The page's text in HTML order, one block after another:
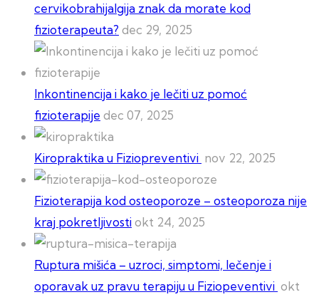
cervikobrahijalgija znak da morate kod
fizioterapeuta? dec 29, 2025
Inkontinencija i kako je lečiti uz pomoć
fizioterapije dec 07, 2025
Kiropraktika u Fiziopreventivi nov 22, 2025
Fizioterapija kod osteoporoze – osteoporoza nije
kraj pokretljivostiokt 24, 2025
Ruptura mišića – uzroci, simptomi, lečenje i
oporavak uz pravu terapiju u Fiziopeventivi okt